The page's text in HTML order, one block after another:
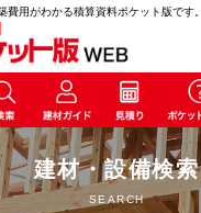
費用がわかる積算資料ポケット版です。
建材・設備検索
SEARCH